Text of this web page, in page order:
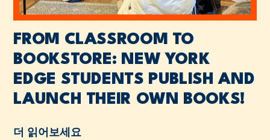
FROM CLASSROOM TO
BOOKSTORE: NEW YORK
EDGE STUDENTS PUBLISH AND
LAUNCH THEIR OWN BOOKS!
더 읽어보세요